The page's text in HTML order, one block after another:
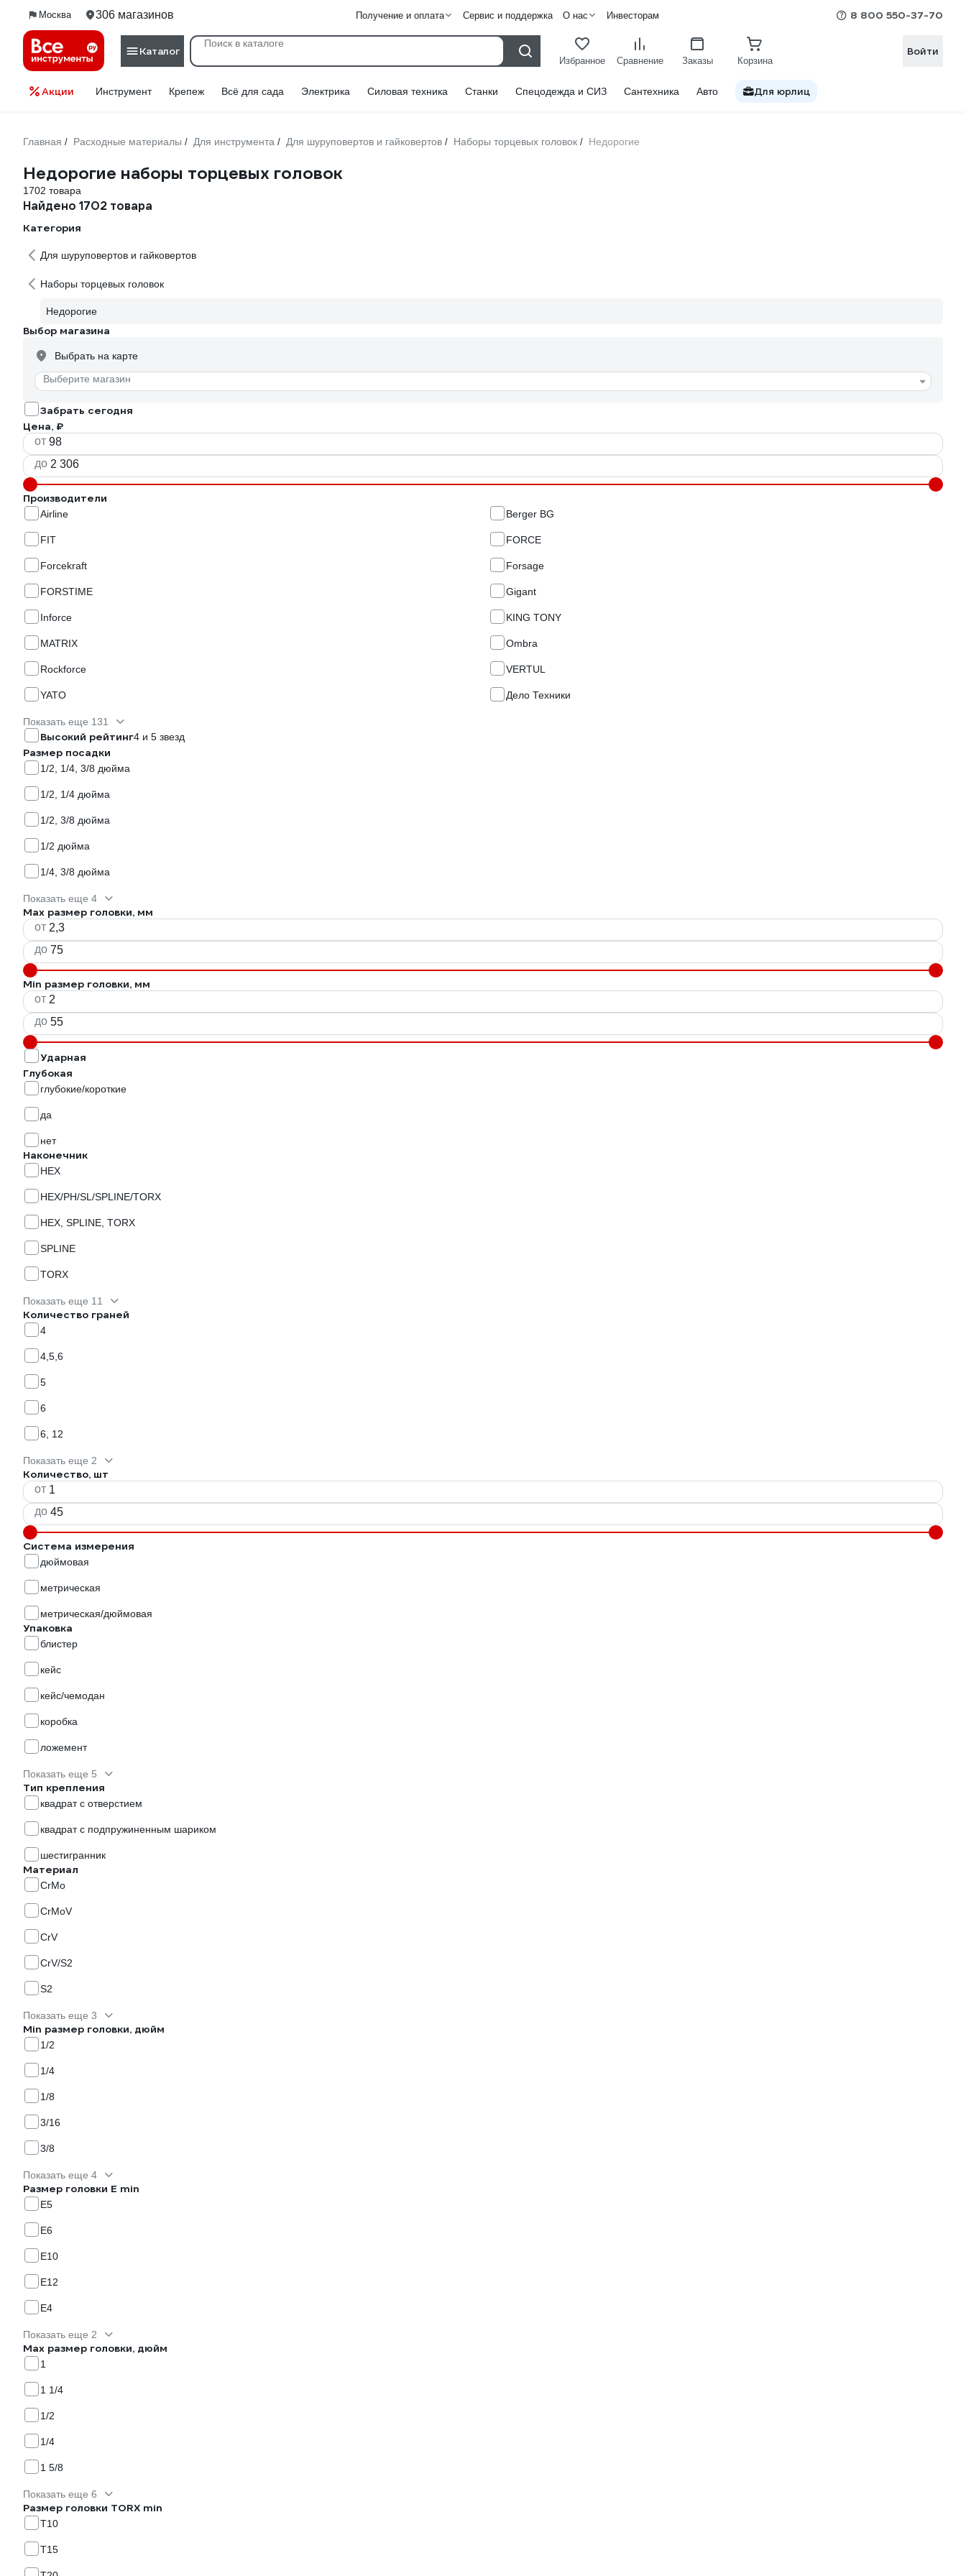
Москва 306 магазинов Получение и оплата Сервис и поддержка О нас Инвесторам 8 800 550-37-70
Каталог
Избранное Сравнение Заказы Корзина
Войти
Акции Инструмент Крепеж Всё для сада Электрика Силовая техника Станки Спецодежда и СИЗ Сантехника Авто Для юрлиц
Главная / Расходные материалы / Для инструмента / Для шуруповертов и гайковертов / Наборы торцевых головок / Недорогие
Недорогие наборы торцевых головок
1702 товара
Найдено 1702 товара
Категория
Для шуруповертов и гайковертов
Наборы торцевых головок
Недорогие
Выбор магазина
Выбрать на карте
Выберите магазин
Забрать сегодня
Цена, ₽
от
до
Производители
Airline Berger BG
FIT FORCE
Forcekraft Forsage
FORSTIME Gigant
Inforce KING TONY
MATRIX Ombra
Rockforce VERTUL
YATO Дело Техники
Показать еще 131
Высокий рейтинг4 и 5 звезд
Размер посадки
1/2, 1/4, 3/8 дюйма
1/2, 1/4 дюйма
1/2, 3/8 дюйма
1/2 дюйма
1/4, 3/8 дюйма
Показать еще 4
Max размер головки, мм
от
до
Min размер головки, мм
от
до
Ударная
Глубокая
глубокие/короткие
да
нет
Наконечник
HEX
HEX/PH/SL/SPLINE/TORX
HEX, SPLINE, TORX
SPLINE
TORX
Показать еще 11
Количество граней
4
4,5,6
5
6
6, 12
Показать еще 2
Количество, шт
от
до
Система измерения
дюймовая
метрическая
метрическая/дюймовая
Упаковка
блистер
кейс
кейс/чемодан
коробка
ложемент
Показать еще 5
Тип крепления
квадрат с отверстием
квадрат с подпружиненным шариком
шестигранник
Материал
CrMo
CrMoV
CrV
CrV/S2
S2
Показать еще 3
Min размер головки, дюйм
1/2
1/4
1/8
3/16
3/8
Показать еще 4
Размер головки E min
E5
E6
Е10
Е12
Е4
Показать еще 2
Max размер головки, дюйм
1
1 1/4
1/2
1/4
1 5/8
Показать еще 6
Размер головки TORX min
T10
T15